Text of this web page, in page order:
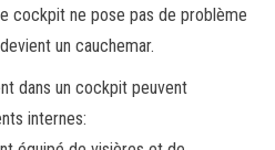
cockpit ne pose pas de problème
un cauchemar.
dans un cockpit peuvent
internes: